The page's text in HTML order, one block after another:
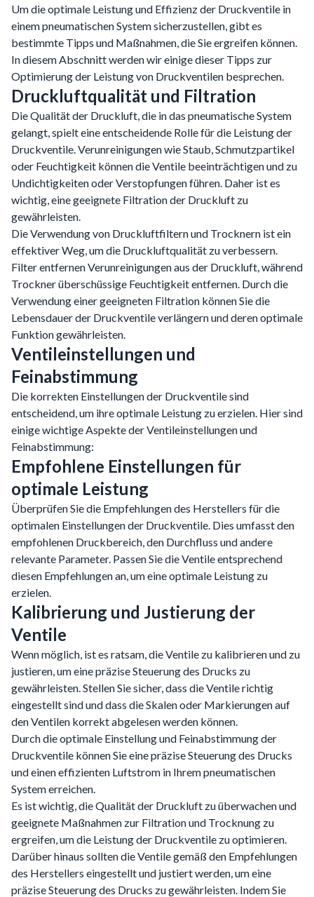
Um die optimale Leistung und Effizienz der Druckventile in
einem pneumatischen System sicherzustellen, gibt es
bestimmte Tipps und Maßnahmen, die Sie ergreifen können.
In diesem Abschnitt werden wir einige dieser Tipps zur
Optimierung der Leistung von Druckventilen besprechen.
Druckluftqualität und Filtration
Die Qualität der Druckluft, die in das pneumatische System
gelangt, spielt eine entscheidende Rolle für die Leistung der
Druckventile. Verunreinigungen wie Staub, Schmutzpartikel
oder Feuchtigkeit können die Ventile beeinträchtigen und zu
Undichtigkeiten oder Verstopfungen führen. Daher ist es
wichtig, eine geeignete Filtration der Druckluft zu
gewährleisten.
Die Verwendung von Druckluftfiltern und Trocknern ist ein
effektiver Weg, um die Druckluftqualität zu verbessern.
Filter entfernen Verunreinigungen aus der Druckluft, während
Trockner überschüssige Feuchtigkeit entfernen. Durch die
Verwendung einer geeigneten Filtration können Sie die
Lebensdauer der Druckventile verlängern und deren optimale
Funktion gewährleisten.
Ventileinstellungen und
Feinabstimmung
Die korrekten Einstellungen der Druckventile sind
entscheidend, um ihre optimale Leistung zu erzielen. Hier sind
einige wichtige Aspekte der Ventileinstellungen und
Feinabstimmung:
Empfohlene Einstellungen für
optimale Leistung
Überprüfen Sie die Empfehlungen des Herstellers für die
optimalen Einstellungen der Druckventile. Dies umfasst den
empfohlenen Druckbereich, den Durchfluss und andere
relevante Parameter. Passen Sie die Ventile entsprechend
diesen Empfehlungen an, um eine optimale Leistung zu
erzielen.
Kalibrierung und Justierung der
Ventile
Wenn möglich, ist es ratsam, die Ventile zu kalibrieren und zu
justieren, um eine präzise Steuerung des Drucks zu
gewährleisten. Stellen Sie sicher, dass die Ventile richtig
eingestellt sind und dass die Skalen oder Markierungen auf
den Ventilen korrekt abgelesen werden können.
Durch die optimale Einstellung und Feinabstimmung der
Druckventile können Sie eine präzise Steuerung des Drucks
und einen effizienten Luftstrom in Ihrem pneumatischen
System erreichen.
Es ist wichtig, die Qualität der Druckluft zu überwachen und
geeignete Maßnahmen zur Filtration und Trocknung zu
ergreifen, um die Leistung der Druckventile zu optimieren.
Darüber hinaus sollten die Ventile gemäß den Empfehlungen
des Herstellers eingestellt und justiert werden, um eine
präzise Steuerung des Drucks zu gewährleisten. Indem Sie